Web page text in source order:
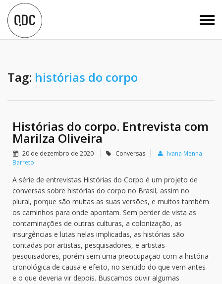
Tag: histórias do corpo
Histórias do corpo. Entrevista com
Marilza Oliveira
20 de dezembro de 2020 Conversas
Ivana Menna
Barreto
A série de entrevistas Histórias do Corpo é um projeto de
conversas sobre histórias do corpo no Brasil, assim no
plural, porque são muitas as suas versões, e muitos também
os caminhos para onde apontam. Sem perder de vista as
contaminações de outras culturas, a colonização, as
insurgências e lutas nelas implicadas, as histórias são
contadas por artistas, pesquisadores, e artistas-
pesquisadores, porém sem uma preocupação com a história
cronológica de causa e efeito, no sentido do que vem antes
e o que deveria vir depois. Buscamos ouvir algumas